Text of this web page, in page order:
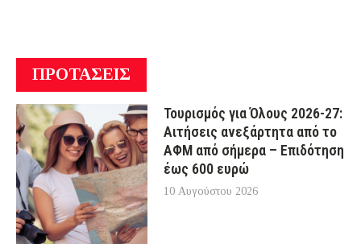
ΠΡΟΤΑΣΕΙΣ
Τουρισμός για Όλους 2026-27:
Αιτήσεις ανεξάρτητα από το
ΑΦΜ από σήμερα – Επιδότηση
έως 600 ευρώ
10 Αυγούστου 2026